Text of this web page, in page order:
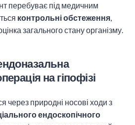
перебуває під медичним
контрольні обстеження,
загального стану організму.
на гіпофізі
через природні носові ходи з
ендоскопічного